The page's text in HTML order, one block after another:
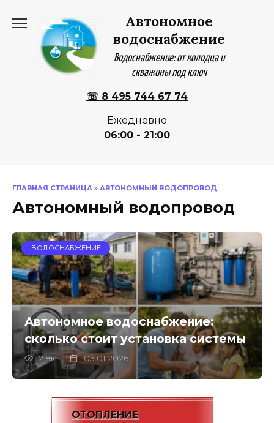
содержанию
Автономное
водоснабжение
Водоснабжение: от колодца и
скважины под ключ
☏ 8 495 744 67 74
Ежедневно
06:00 - 21:00
ГЛАВНАЯ СТРАНИЦА » АВТОНОМНЫЙ ВОДОПРОВОД
Автономный водопровод
ВОДОСНАБЖЕНИЕ
Автономное водоснабжение:
сколько стоит установка системы
2.8к. 05.01.2026
ОТОПЛЕНИЕ